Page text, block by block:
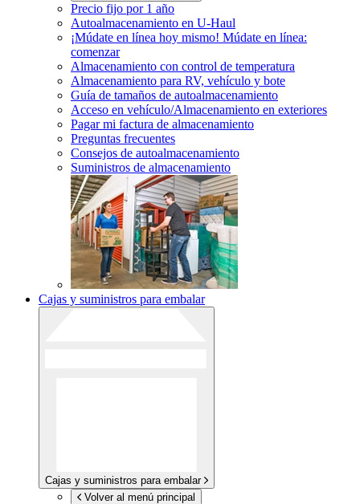
Precio fijo por 1 año
Autoalmacenamiento en U-Haul
¡Múdate en línea hoy mismo! Múdate en línea:
comenzar
Almacenamiento con control de temperatura
Almacenamiento para RV, vehículo y bote
Guía de tamaños de autoalmacenamiento
Acceso en vehículo/Almacenamiento en exteriores
Pagar mi factura de almacenamiento
Preguntas frecuentes
Consejos de autoalmacenamiento
Suministros de almacenamiento
Cajas y suministros para embalar
Cajas y suministros para embalar
Volver al menú principal